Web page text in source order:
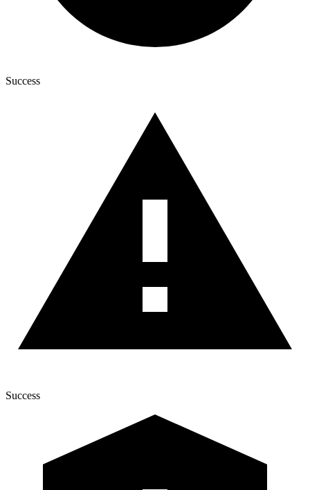
Success
Success